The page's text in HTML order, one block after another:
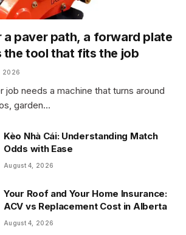
a paver path, a forward plate
the tool that fits the job
2026
job needs a machine that turns around
garden…
Kèo Nhà Cái: Understanding Match
Odds with Ease
August 4, 2026
Your Roof and Your Home Insurance:
ACV vs Replacement Cost in Alberta
August 4, 2026